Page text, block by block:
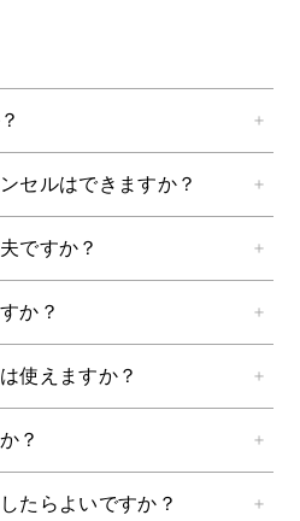
＋
セルはできますか？ ＋
ですか？ ＋
か？ ＋
使えますか？ ＋
？ ＋
たらよいですか？ ＋